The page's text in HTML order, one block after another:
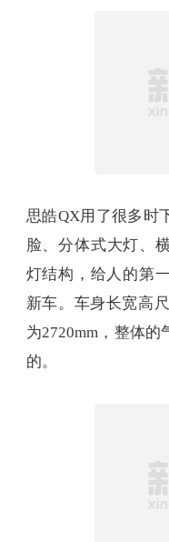
思皓QX用了很多时
脸、分体式大灯、
灯结构，给人的第
新车。车身长宽高
为2720mm，整体
的。